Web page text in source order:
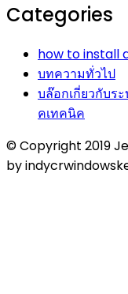
Categories
how to install
บทความทั่วไป
บล๊อกเกี่ยวกับร
คเทคนิค
© Copyright 2019
by